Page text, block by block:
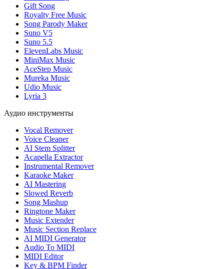
Gift Song
Royalty Free Music
Song Parody Maker
Suno V5
Suno 5.5
ElevenLabs Music
MiniMax Music
AceStep Music
Mureka Music
Udio Music
Lyria 3
Аудио инструменты
Vocal Remover
Voice Cleaner
AI Stem Splitter
Acapella Extractor
Instrumental Remover
Karaoke Maker
AI Mastering
Slowed Reverb
Song Mashup
Ringtone Maker
Music Extender
Music Section Replace
AI MIDI Generator
Audio To MIDI
MIDI Editor
Key & BPM Finder